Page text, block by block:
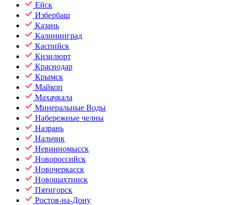
Ейск
Избербаш
Казань
Калининград
Каспийск
Кизилюрт
Краснодар
Крымск
Майкоп
Махачкала
Минеральные Воды
Набережные челны
Назрань
Нальчик
Невинномысск
Новороссийск
Новочеркасск
Новошахтинск
Пятигорск
Ростов-на-Дону